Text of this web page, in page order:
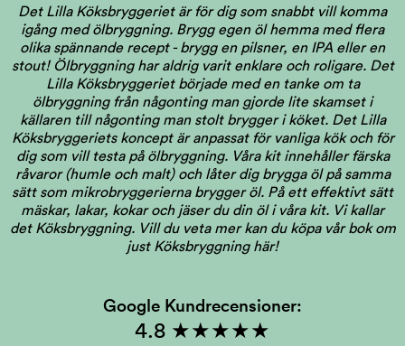
Det Lilla Köksbryggeriet är för dig som snabbt vill komma
igång med ölbryggning. Brygg egen öl hemma med flera
olika spännande recept - brygg en pilsner, en IPA eller en
stout! Ölbryggning har aldrig varit enklare och roligare. Det
Lilla Köksbryggeriet började med en tanke om ta
ölbryggning från någonting man gjorde lite skamset i
källaren till någonting man stolt brygger i köket. Det Lilla
Köksbryggeriets koncept är anpassat för vanliga kök och för
dig som vill testa på ölbryggning. Våra kit innehåller färska
råvaror (humle och malt) och låter dig brygga öl på samma
sätt som mikrobryggerierna brygger öl. På ett effektivt sätt
mäskar, lakar, kokar och jäser du din öl i våra kit. Vi kallar
det Köksbryggning. Vill du veta mer kan du köpa vår bok om
just Köksbryggning här!
Google Kundrecensioner:
4.8 ★★★★★